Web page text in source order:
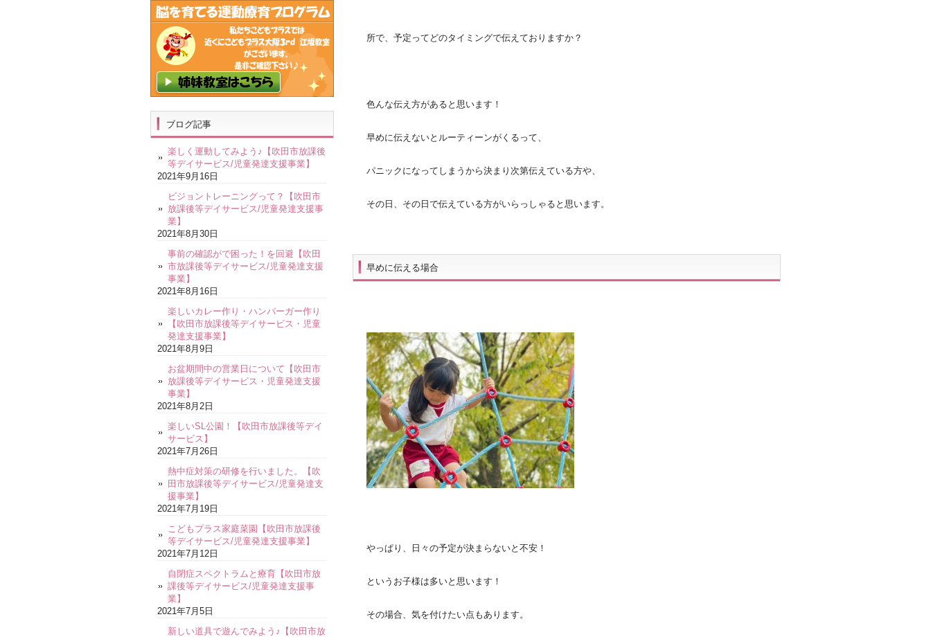
所で、予定ってどのタイミングで伝えておりますか？
色んな伝え方があると思います！
早めに伝えないとルーティーンがくるって、
パニックになってしまうから決まり次第伝えている方や、
その日、その日で伝えている方がいらっしゃると思います。
早めに伝える場合
やっぱり、日々の予定が決まらないと不安！
というお子様は多いと思います！
その場合、気を付けたい点もあります。
ブログ記事
楽しく運動してみよう♪【吹田市放課後
等デイサービス/児童発達支援事業】
2021年9月16日
ビジョントレーニングって？【吹田市
放課後等デイサービス/児童発達支援事
業】
2021年8月30日
事前の確認がで困った！を回避【吹田
市放課後等デイサービス/児童発達支援
事業】
2021年8月16日
楽しいカレー作り・ハンバーガー作り
【吹田市放課後等デイサービス・児童
発達支援事業】
2021年8月9日
お盆期間中の営業日について【吹田市
放課後等デイサービス・児童発達支援
事業】
2021年8月2日
楽しいSL公園！【吹田市放課後等デイ
サービス】
2021年7月26日
熱中症対策の研修を行いました。【吹
田市放課後等デイサービス/児童発達支
援事業】
2021年7月19日
こどもプラス家庭菜園【吹田市放課後
等デイサービス/児童発達支援事業】
2021年7月12日
自閉症スペクトラムと療育【吹田市放
課後等デイサービス/児童発達支援事
業】
2021年7月5日
新しい道具で遊んでみよう♪【吹田市放